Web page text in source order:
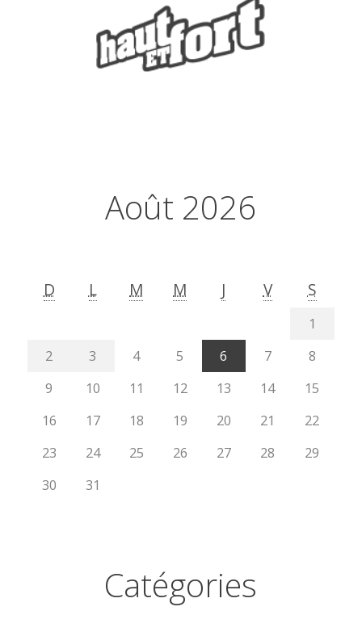
Août 2026
D L M M J V S
1
2
3 4 5 6 7
8
9
10 11 12 13 14
15
16
17 18 19 20 21
22
23
24 25 26 27 28
29
30
31
Catégories